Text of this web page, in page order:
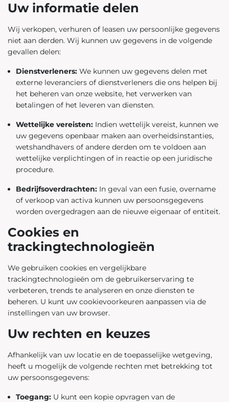
Uw informatie delen
Wij verkopen, verhuren of leasen uw persoonlijke gegevens
niet aan derden. Wij kunnen uw gegevens in de volgende
gevallen delen:
Dienstverleners: We kunnen uw gegevens delen met
externe leveranciers of dienstverleners die ons helpen bij
het beheren van onze website, het verwerken van
betalingen of het leveren van diensten.
Wettelijke vereisten: Indien wettelijk vereist, kunnen we
uw gegevens openbaar maken aan overheidsinstanties,
wetshandhavers of andere derden om te voldoen aan
wettelijke verplichtingen of in reactie op een juridische
procedure.
Bedrijfsoverdrachten: In geval van een fusie, overname
of verkoop van activa kunnen uw persoonsgegevens
worden overgedragen aan de nieuwe eigenaar of entiteit.
Cookies en
trackingtechnologieën
We gebruiken cookies en vergelijkbare
trackingtechnologieën om de gebruikerservaring te
verbeteren, trends te analyseren en onze diensten te
beheren. U kunt uw cookievoorkeuren aanpassen via de
instellingen van uw browser.
Uw rechten en keuzes
Afhankelijk van uw locatie en de toepasselijke wetgeving,
heeft u mogelijk de volgende rechten met betrekking tot
uw persoonsgegevens:
Toegang: U kunt een kopie opvragen van de